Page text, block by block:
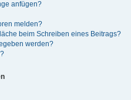
anfügen?
melden?
beim Schreiben eines Beitrags?
werden?